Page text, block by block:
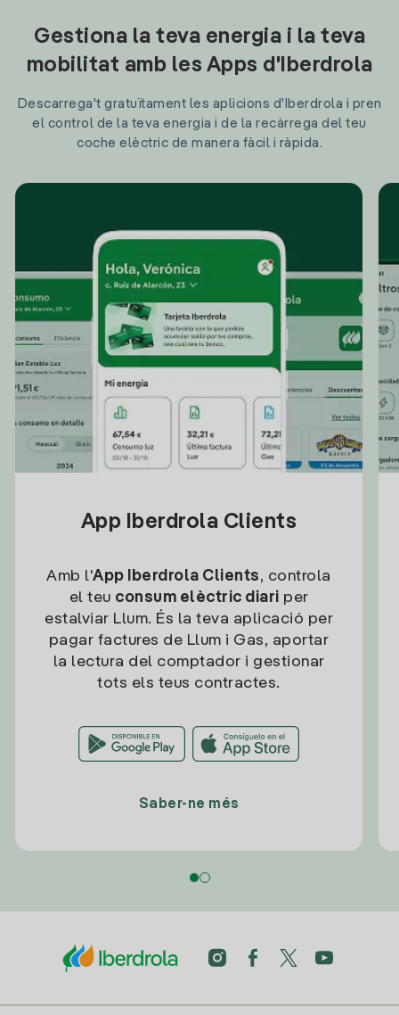
Gestiona la teva energia i la teva
mobilitat amb les Apps d'Iberdrola
Descarrega't gratuïtament les aplicions d'Iberdrola i pren
el control de la teva energia i de la recàrrega del teu
coche elèctric de manera fàcil i ràpida.
App Iberdrola Clients
Amb l'App Iberdrola Clients, controla
el teu consum elèctric diari per
estalviar Llum. És la teva aplicació per
pagar factures de Llum i Gas, aportar
la lectura del comptador i gestionar
tots els teus contractes.
Saber-ne més